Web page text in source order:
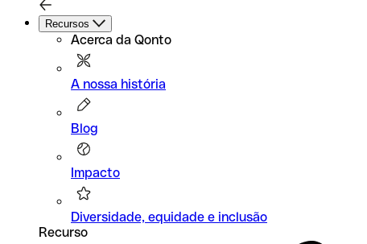
Recursos
Acerca da Qonto
A nossa história
Blog
Impacto
Diversidade, equidade e inclusão
Recurso